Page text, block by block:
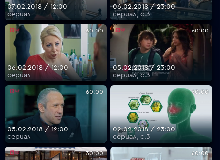
07.02.2018 / 12:00
сериал
06.02.2018 / 23:00
сериал, с.3
60:00
06.02.2018 / 12:00
сериал
60:00
05.02.2018 / 23:00
сериал, с.3
60:00
05.02.2018 / 12:00
сериал
60:00
02.02.2018 / 23:00
сериал, с.3
30:00 60:00